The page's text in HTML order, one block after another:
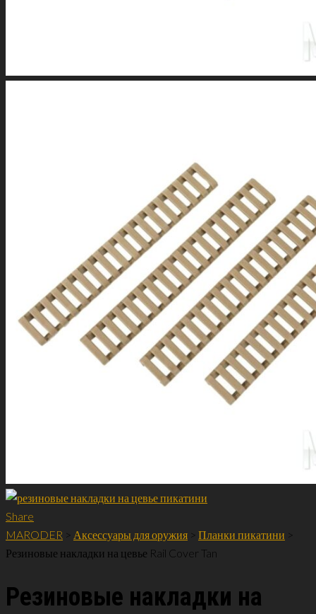
Share
MARODER > Аксессуары для оружия > Планки пикатини >
Резиновые накладки на цевье Rail Cover Tan
Резиновые накладки на